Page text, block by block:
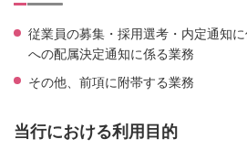
従業員の募集・採用選考・内定通知
への配属決定通知に係る業務
その他、前項に附帯する業務
当行における利用目的